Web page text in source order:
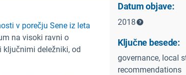
v porečju Sene iz leta
na visoki ravni o
deležniki, od
Datum objave:
2018
Ključne besede:
governance, local
recommendations